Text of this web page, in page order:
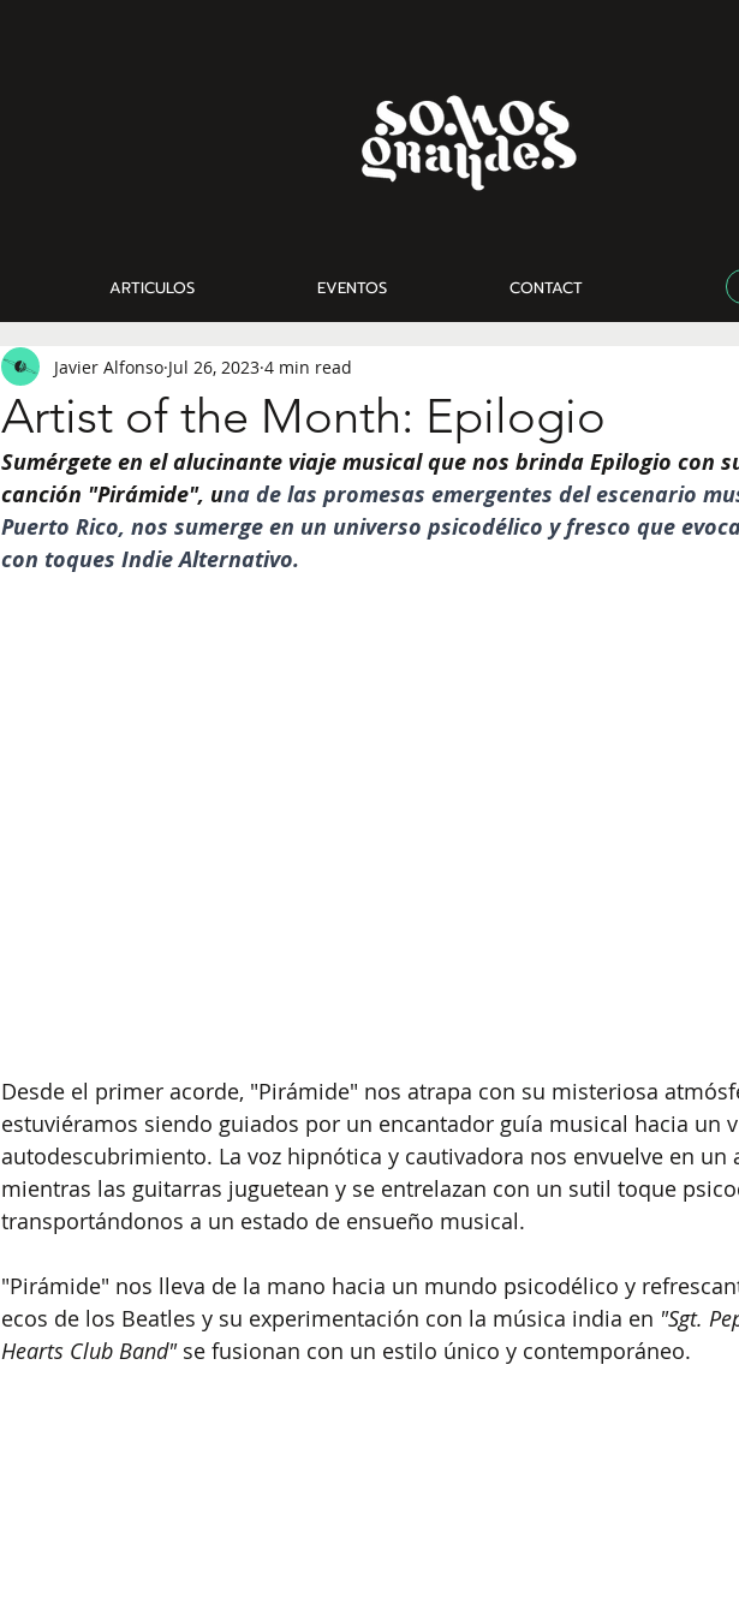
ARTICULOS EVENTOS CONTACT
Artist of the Month: Epilogio
Javier Alfonso Jul 26, 2023 4 min read
Sumérgete en el alucinante viaje musical que nos brinda Epilogio con
canción "Pirámide", una de las promesas emergentes del escenario
Puerto Rico, nos sumerge en un universo psicodélico y fresco que
con toques Indie Alternativo.
Desde el primer acorde, "Pirámide" nos atrapa con su misteriosa
estuviéramos siendo guiados por un encantador guía musical hacia un
autodescubrimiento. La voz hipnótica y cautivadora nos envuelve en
mientras las guitarras juguetean y se entrelazan con un sutil toque
transportándonos a un estado de ensueño musical.
"Pirámide" nos lleva de la mano hacia un mundo psicodélico y
ecos de los Beatles y su experimentación con la música india en "Sgt.
Hearts Club Band" se fusionan con un estilo único y contemporáneo.